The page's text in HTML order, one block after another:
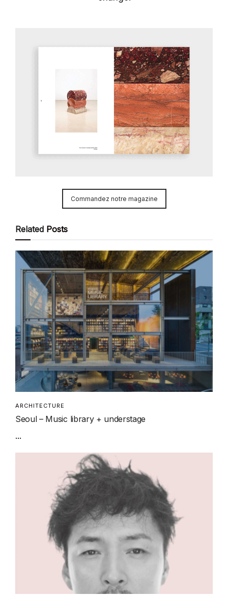
Commandez notre magazine
Related Posts
ARCHITECTURE
Seoul – Music library + understage
...